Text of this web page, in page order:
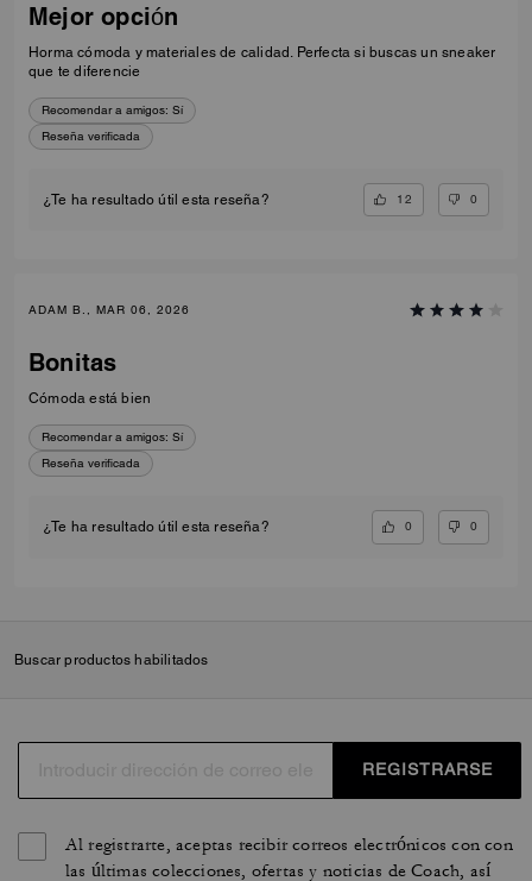
Mejor opción
Horma cómoda y materiales de calidad. Perfecta si buscas un sneaker
que te diferencie
Recomendar a amigos: Sí
Reseña verificada
¿Te ha resultado útil esta reseña? 12 0
ADAM B., MAR 06, 2026
Bonitas
Cómoda está bien
Recomendar a amigos: Sí
Reseña verificada
¿Te ha resultado útil esta reseña? 0 0
Buscar productos habilitados
REGISTRARSE
Al registrarte, aceptas recibir correos electrónicos con con
las últimas colecciones, ofertas y noticias de Coach, así